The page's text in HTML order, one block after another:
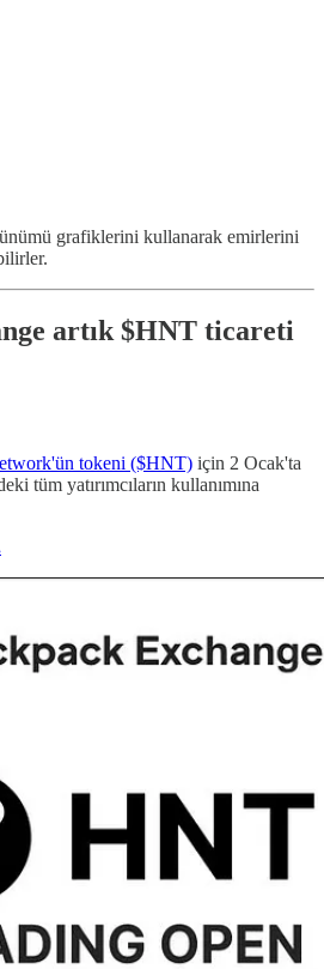
grafiklerini kullanarak emirlerini
artık $HNT ticareti
tokeni ($HNT) için 2 Ocak'ta
tüm yatırımcıların kullanımına